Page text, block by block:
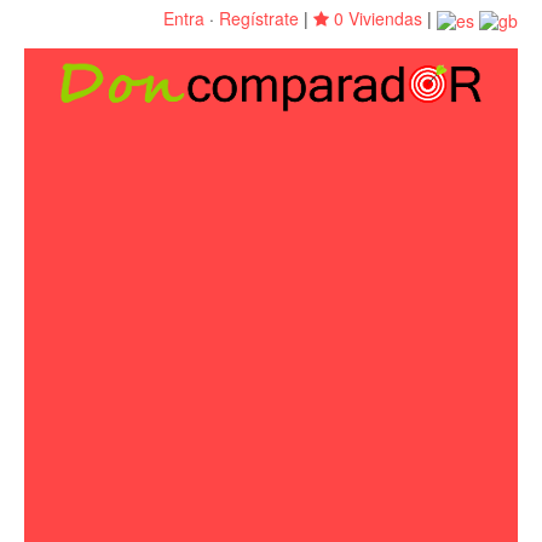
Entra · Regístrate | 0 Viviendas |